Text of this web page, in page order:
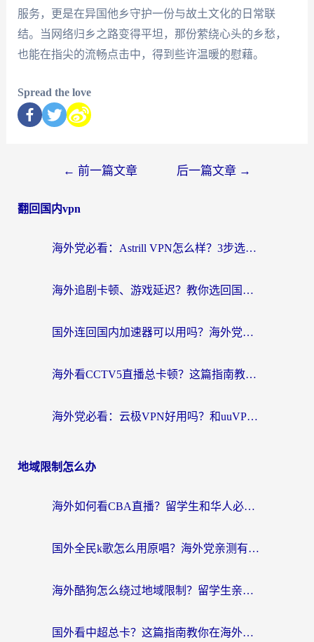
服务，更是在异国他乡守护一份与故土文化的日常联
结。当网络归乡之路变得平坦，那份萦绕心头的乡愁，
也能在指尖的流畅点击中，得到些许温暖的慰藉。
Spread the love
← 前一篇文章 后一篇文章 →
翻回国内vpn
海外党必看：Astrill VPN怎么样？3步选对回国加速器实现无缝刷剧玩游戏
海外追剧卡顿、游戏延迟？教你选回国加速器，附免费加速器试用一小时福利
国外连回国内加速器可以用吗？海外党亲测实用指南，解决追剧游戏卡顿难题
海外看CCTV5直播总卡顿？这篇指南教你选对回国加速器，无缝刷国内资源
海外党必看：云极VPN好用吗？和uuVPN对比哪个回国效果更好？附真实体验+避坑指南
地域限制怎么办
海外如何看CBA直播？留学生和华人必看的无卡顿观赛指南
国外全民k歌怎么用原唱？海外党亲测有效的回国加速解决方案
海外酷狗怎么绕过地域限制？留学生亲测有效的回国加速器选择指南
国外看中超总卡？这篇指南教你在海外流畅看体育赛事+中文解说（附避坑技巧）